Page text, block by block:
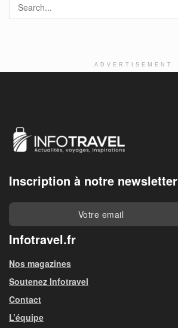
ADVERTISEMENT
Inscription à notre newsletter
Infotravel.fr
Nos magazines
Soutenez Infotravel
Contact
L’équipe